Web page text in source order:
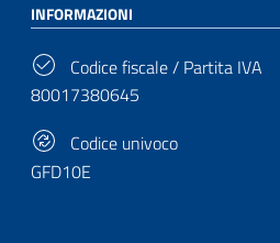
INFORMAZIONI
Codice fiscale / Partita IVA
80017380645
Codice univoco
GFD10E